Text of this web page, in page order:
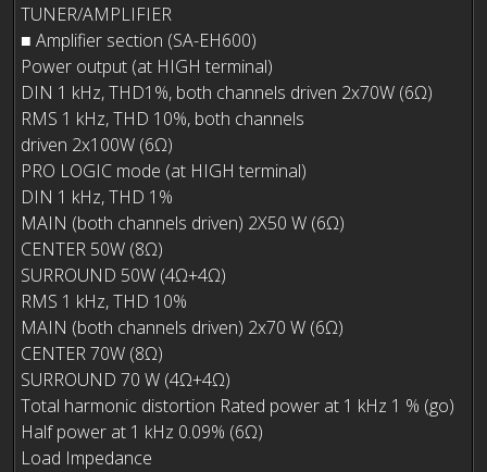
TUNER/AMPLIFIER
■ Amplifier section (SA-EH600)
Power output (at HIGH terminal)
DIN 1 kHz, THD1%, both channels driven 2x70W (6Ω)
RMS 1 kHz, THD 10%, both channels
driven 2x100W (6Ω)
PRO LOGIC mode (at HIGH terminal)
DIN 1 kHz, THD 1%
MAIN (both channels driven) 2X50 W (6Ω)
CENTER 50W (8Ω)
SURROUND 50W (4Ω+4Ω)
RMS 1 kHz, THD 10%
MAIN (both channels driven) 2x70 W (6Ω)
CENTER 70W (8Ω)
SURROUND 70 W (4Ω+4Ω)
Total harmonic distortion Rated power at 1 kHz 1 % (go)
Half power at 1 kHz 0.09% (6Ω)
Load Impedance